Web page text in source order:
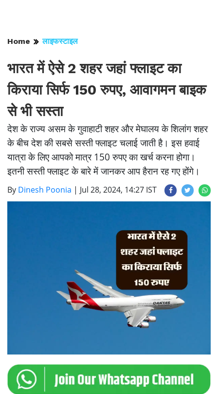
Home लाइफस्टाइल
भारत में ऐसे 2 शहर जहां फ्लाइट का
किराया सिर्फ 150 रुपए, आवागमन बाइक
से भी सस्ता
देश के राज्य असम के गुवाहाटी शहर और मेघालय के शिलांग शहर
के बीच देश की सबसे सस्ती फ्लाइट चलाई जाती है। इस हवाई
यात्रा के लिए आपको मात्र 150 रुपए का खर्च करना होगा।
इतनी सस्ती फ्लाइट के बारे में जानकर आप हैरान रह गए होंगे।
By Dinesh Poonia | Jul 28, 2024, 14:27 IST